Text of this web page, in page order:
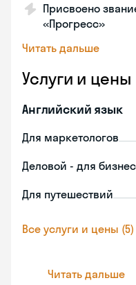
Присвоено
«Прогресс»
Читать дальше
Услуги и цены
Английский язык
Для маркетологов
Деловой - для
Для путешествий
Все услуги и цены (5)
Читать дальше